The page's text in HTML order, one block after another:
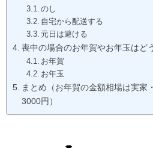
のし
自宅から配送する
元日は避ける
喪中の場合のお年賀やお年玉はど
お年賀
お年玉
まとめ（お年賀の金額相場は実家
3000円）